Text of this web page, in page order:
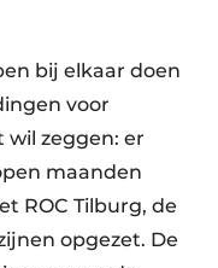
bij elkaar doen
voor
zeggen: er
maanden
ROC Tilburg, de
opgezet. De